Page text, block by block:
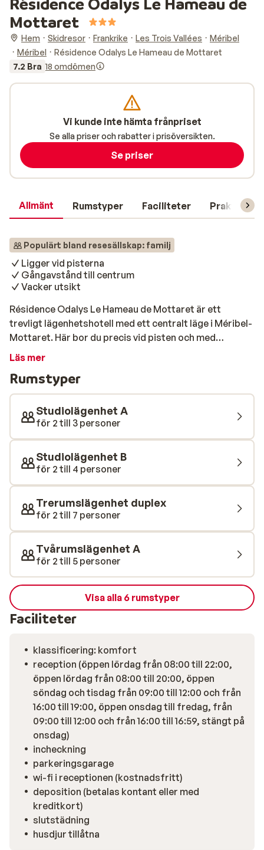
Mottaret
Hem Skidresor Frankrike Les Trois Vallées
Méribel
Méribel
Résidence Odalys Le Hameau de Mottaret
7.2 Bra 18 omdömen
Allmänt Rumstyper Faciliteter Praktisk
Populärt bland resesällskap: familj
Ligger vid pisterna
Gångavstånd till centrum
Vacker utsikt
Résidence Odalys Le Hameau de Mottaret är ett
trevligt lägenhetshotell med ett centralt läge i Méribel-
Mottaret. Här bor du precis vid pisten och med
restauranger samt mataffär inom gångavstånd.
både studior och lägenheter, som alla är enkelt men
bekvämt inredda. Var och en har balkong, där du kan
njuta av vacker utsikt över det snöiga landskapet. Här
bor du centralt, där du utforska både de vackra
backarna, och stadens barer och restauranger.
Läs mer
Rumstyper
Studiolägenhet A
för 2 till 3 personer
Studiolägenhet B
för 2 till 4 personer
Trerumslägenhet duplex
för 2 till 7 personer
Tvårumslägenhet A
för 2 till 5 personer
Visa alla 6 rumstyper
Faciliteter
klassificering: komfort
reception (öppen lördag från 08:00 till 22:00,
öppen lördag från 08:00 till 20:00, öppen
söndag och tisdag från 09:00 till 12:00 och från
16:00 till 19:00, öppen onsdag till fredag, från
09:00 till 12:00 och från 16:00 till 16:59, stängt på
onsdag)
incheckning
parkeringsgarage
wi-fi i receptionen (kostnadsfritt)
deposition (betalas kontant eller med
kreditkort)
slutstädning
husdjur tillåtna
Vi kunde inte hämta frånpriset
Se alla priser och rabatter i prisöversikten.
Se priser